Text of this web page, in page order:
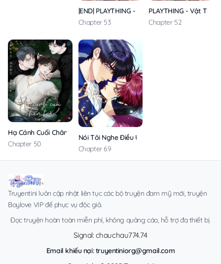
|END| PLAYTHING - Vật Tiêu Khiển Của Vị Đại
Chapter 53
PLAYTHING - Vật Tiêu
Chapter 52
Hạ Cánh Cuối Chân Trời
Chapter 50
Nói Tôi Nghe Điều Ước Của Cậu!
Chapter 69
Truyentini luôn cập nhật liên tục các bộ truyện đam mỹ mới, truyện
Boylove VIP để phục vụ độc giả.
Đọc truyện hoàn toàn miễn phí, không quảng cáo, hỗ trợ đa thiết bị.
Signal: chauchau774.74
Email khiếu nại:truyentiniorg@gmail.com